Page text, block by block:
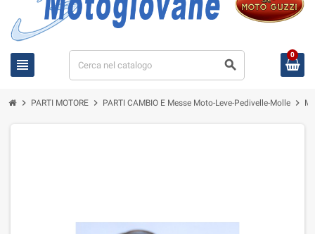
view_headline search
0
chevron_right PARTI MOTORE chevron_right PARTI CAMBIO E Messe Moto-Leve-Pedivelle-Molle chevron_right